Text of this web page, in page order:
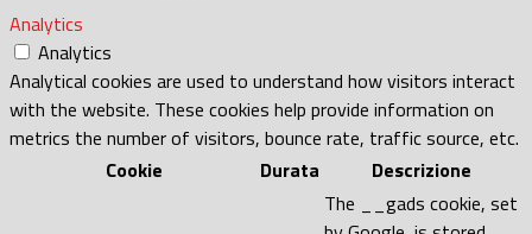
Analytics
Analytics
Analytical cookies are used to understand how visitors interact
with the website. These cookies help provide information on
metrics the number of visitors, bounce rate, traffic source, etc.
Cookie
Durata Descrizione
The __gads cookie, set